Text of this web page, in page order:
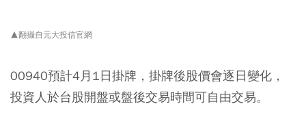
▲翻攝自元大投信官網
00940預計4月1日掛牌，掛牌後股價會逐日變化，
投資人於台股開盤或盤後交易時間可自由交易。